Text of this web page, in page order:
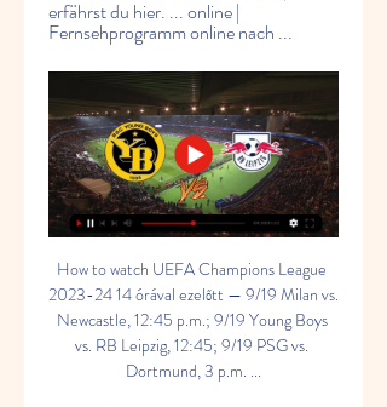
erfährst du hier. ... online |
Fernsehprogramm online nach ...
How to watch UEFA Champions League
2023-24 14 órával ezelőtt — 9/19 Milan vs.
Newcastle, 12:45 p.m.; 9/19 Young Boys
vs. RB Leipzig, 12:45; 9/19 PSG vs.
Dortmund, 3 p.m. ...